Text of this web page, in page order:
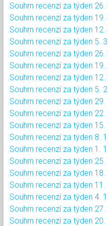
Souhrn recenzí za týden 26.
Souhrn recenzí za týden 19.
Souhrn recenzí za týden 12.
Souhrn recenzí za týden 5.
Souhrn recenzí za týden 26.
Souhrn recenzí za týden 19.
Souhrn recenzí za týden 12.
Souhrn recenzí za týden 5.
Souhrn recenzí za týden 29.
Souhrn recenzí za týden 22.
Souhrn recenzí za týden 15.
Souhrn recenzí za týden 8.
Souhrn recenzí za týden 1.
Souhrn recenzí za týden 25.
Souhrn recenzí za týden 18.
Souhrn recenzí za týden 11.
Souhrn recenzí za týden 4.
Souhrn recenzí za týden 27.
Souhrn recenzí za týden 20.